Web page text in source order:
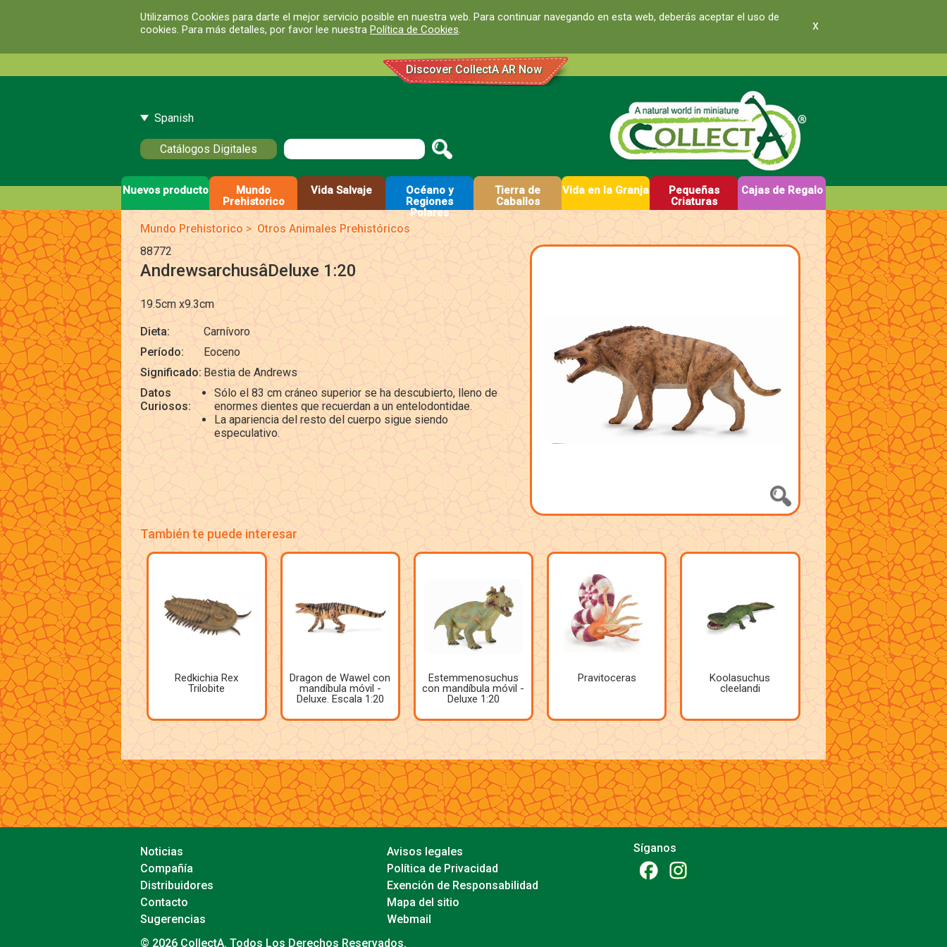
Utilizamos Cookies para darte el mejor servicio posible en nuestra web. Para continuar navegando en esta web, deberás aceptar el uso de
cookies. Para más detalles, por favor lee nuestra Política de Cookies. x
Discover CollectA AR Now
Spanish
Catálogos Digitales
Nuevos producto
Mundo
Prehistorico
Vida Salvaje
Océano y
Regiones
Polares
Tierra de
Caballos
Vida en la Granja
Pequeñas
Criaturas
Cajas de Regalo
Mundo Prehistorico > Otros Animales Prehistóricos
88772
AndrewsarchusâDeluxe 1:20
19.5cm x9.3cm
Dieta:
Carnívoro
Período:
Eoceno
Significado: Bestia de Andrews
Datos
Curiosos:
Sólo el 83 cm cráneo superior se ha descubierto, lleno de
enormes dientes que recuerdan a un entelodontidae.
La apariencia del resto del cuerpo sigue siendo
especulativo.
También te puede interesar
Redkichia Rex
Trilobite
Dragon de Wawel con
mandíbula móvil -
Deluxe. Escala 1:20
Estemmenosuchus
con mandíbula móvil -
Deluxe 1:20
Pravitoceras
Koolasuchus
cleelandi
Noticias
Compañía
Distribuidores
Contacto
Sugerencias
Avisos legales
Política de Privacidad
Exención de Responsabilidad
Mapa del sitio
Webmail
Síganos
© 2026 CollectA. Todos Los Derechos Reservados.